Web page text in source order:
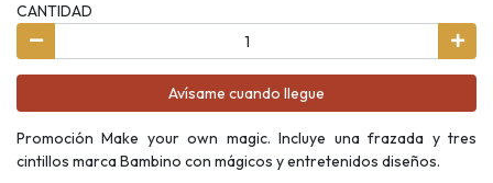
CANTIDAD
Avísame cuando llegue
Promoción Make your own magic. Incluye una frazada y tres
cintillos marca Bambino con mágicos y entretenidos diseños.